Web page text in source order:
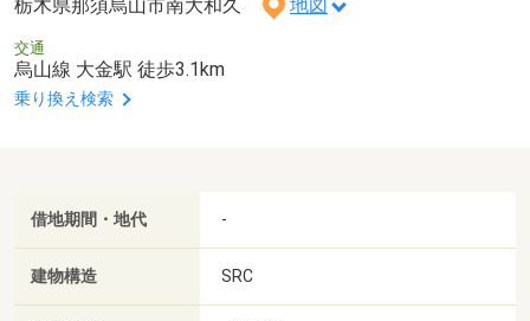
栃木県那須烏山市南大和久 地図
交通
烏山線 大金駅 徒歩3.1km
乗り換え検索
借地期間・地代 -
建物構造 SRC